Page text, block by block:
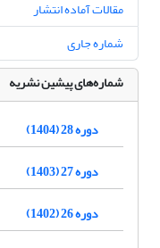
مقالات آماده انتشار
شماره جاری
شماره‌های پیشین نشریه
دوره 28 (1404)
دوره 27 (1403)
دوره 26 (1402)